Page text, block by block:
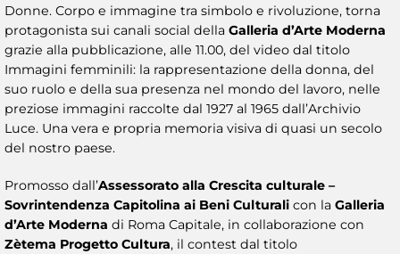
Donne. Corpo e immagine tra simbolo e rivoluzione, torna
protagonista sui canali social della Galleria d’Arte Moderna
grazie alla pubblicazione, alle 11.00, del video dal titolo
Immagini femminili: la rappresentazione della donna, del
suo ruolo e della sua presenza nel mondo del lavoro, nelle
preziose immagini raccolte dal 1927 al 1965 dall’Archivio
Luce. Una vera e propria memoria visiva di quasi un secolo
del nostro paese.
Promosso dall’Assessorato alla Crescita culturale –
Sovrintendenza Capitolina ai Beni Culturali con la Galleria
d’Arte Moderna di Roma Capitale, in collaborazione con
Zètema Progetto Cultura, il contest dal titolo